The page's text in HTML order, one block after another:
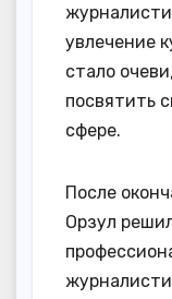
увлечение
стало
посвятить
сфере.
После
Орзул